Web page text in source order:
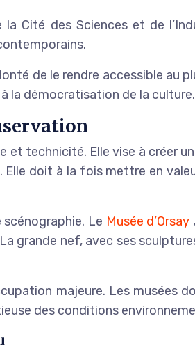
Cité des Sciences et de
de le rendre accessible au
la démocratisation de la culture.
technicité. Elle vise à créer
Elle doit à la fois mettre en
Le Musée d’Orsay
grande nef, avec ses
majeure. Les musées
des conditions